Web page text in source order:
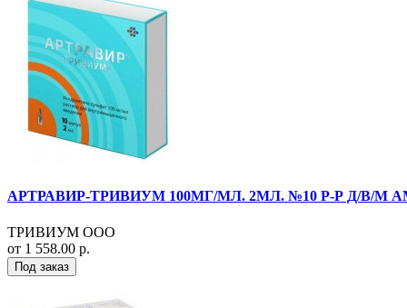
АРТРАВИР-ТРИВИУМ 100МГ/МЛ. 2МЛ. №10 Р-Р Д/В/М
ТРИВИУМ ООО
от 1 558.00 р.
Под заказ